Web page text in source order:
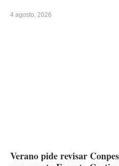
4 agosto, 2026
Verano pide revisar